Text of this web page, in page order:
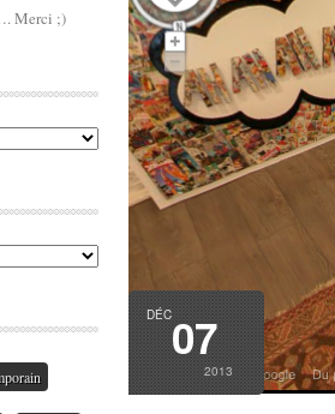
Merci ;)
Catégories
Archives
DÉC07
2013